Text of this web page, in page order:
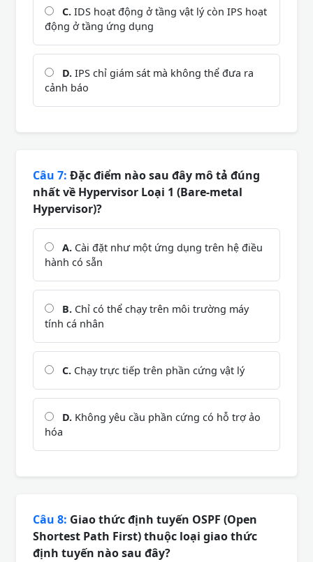
C. IDS hoạt động ở tầng vật lý còn IPS hoạt
động ở tầng ứng dụng
D. IPS chỉ giám sát mà không thể đưa ra
cảnh báo
Câu 7: Đặc điểm nào sau đây mô tả đúng
nhất về Hypervisor Loại 1 (Bare-metal
Hypervisor)?
A. Cài đặt như một ứng dụng trên hệ điều
hành có sẵn
B. Chỉ có thể chạy trên môi trường máy
tính cá nhân
C. Chạy trực tiếp trên phần cứng vật lý
D. Không yêu cầu phần cứng có hỗ trợ ảo
hóa
Câu 8: Giao thức định tuyến OSPF (Open
Shortest Path First) thuộc loại giao thức
định tuyến nào sau đây?